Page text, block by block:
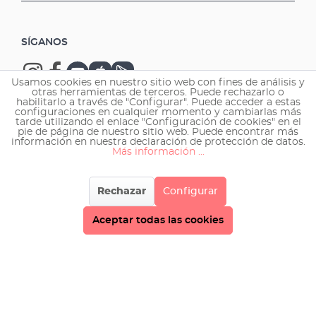
SÍGANOS
Copyright © 2026 EHEIM GmbH & Co. KG.
Usamos cookies en nuestro sitio web con fines de análisis y
otras herramientas de terceros. Puede rechazarlo o
habilitarlo a través de "Configurar". Puede acceder a estas
configuraciones en cualquier momento y cambiarlas más
tarde utilizando el enlace "Configuración de cookies" en el
pie de página de nuestro sitio web. Puede encontrar más
información en nuestra declaración de protección de datos.
Más información ...
Rechazar Configurar
Aceptar todas las cookies